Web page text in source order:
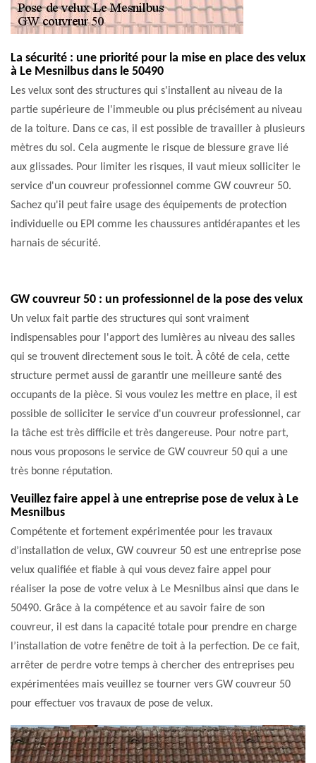
La sécurité : une priorité pour la mise en place des velux
à Le Mesnilbus dans le 50490
Les velux sont des structures qui s'installent au niveau de la
partie supérieure de l'immeuble ou plus précisément au niveau
de la toiture. Dans ce cas, il est possible de travailler à plusieurs
mètres du sol. Cela augmente le risque de blessure grave lié
aux glissades. Pour limiter les risques, il vaut mieux solliciter le
service d'un couvreur professionnel comme GW couvreur 50.
Sachez qu'il peut faire usage des équipements de protection
individuelle ou EPI comme les chaussures antidérapantes et les
harnais de sécurité.
GW couvreur 50 : un professionnel de la pose des velux
Un velux fait partie des structures qui sont vraiment
indispensables pour l'apport des lumières au niveau des salles
qui se trouvent directement sous le toit. À côté de cela, cette
structure permet aussi de garantir une meilleure santé des
occupants de la pièce. Si vous voulez les mettre en place, il est
possible de solliciter le service d'un couvreur professionnel, car
la tâche est très difficile et très dangereuse. Pour notre part,
nous vous proposons le service de GW couvreur 50 qui a une
très bonne réputation.
Veuillez faire appel à une entreprise pose de velux à Le
Mesnilbus
Compétente et fortement expérimentée pour les travaux
d’installation de velux, GW couvreur 50 est une entreprise pose
velux qualifiée et fiable à qui vous devez faire appel pour
réaliser la pose de votre velux à Le Mesnilbus ainsi que dans le
50490. Grâce à la compétence et au savoir faire de son
couvreur, il est dans la capacité totale pour prendre en charge
l’installation de votre fenêtre de toit à la perfection. De ce fait,
arrêter de perdre votre temps à chercher des entreprises peu
expérimentées mais veuillez se tourner vers GW couvreur 50
pour effectuer vos travaux de pose de velux.